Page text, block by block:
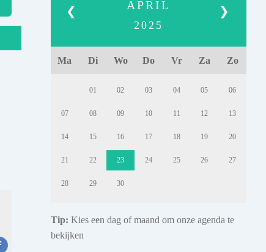
❮ ❯
APRIL
2025
Ma Di Wo Do Vr Za Zo
01 02 03 04 05 06
07 08 09 10 11 12 13
14 15 16 17 18 19 20
21 22 23 24 25 26 27
28 29 30
Tip: Kies een dag of maand om onze agenda te
bekijken